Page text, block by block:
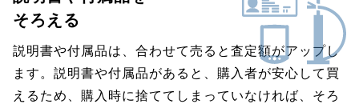
そろえる
説明書や付属品は、合わせて売ると査定額がアップし
ます。説明書や付属品があると、購入者が安心して買
えるため、購入時に捨ててしまっていなければ、そろ